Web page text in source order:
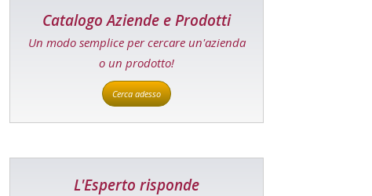
Catalogo Aziende e Prodotti
Un modo semplice per cercare un'azienda
o un prodotto!
Cerca adesso
L'Esperto risponde